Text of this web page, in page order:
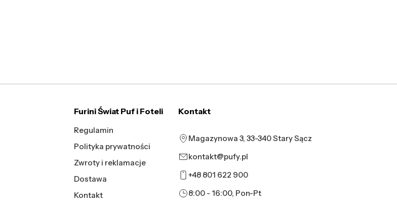
Furini Świat Puf i Foteli
Regulamin
Polityka prywatności
Zwroty i reklamacje
Dostawa
Kontakt
Kontakt
Magazynowa 3, 33-340 Stary Sącz
kontakt@pufy.pl
+48 801 622 900
8:00 - 16:00, Pon-Pt